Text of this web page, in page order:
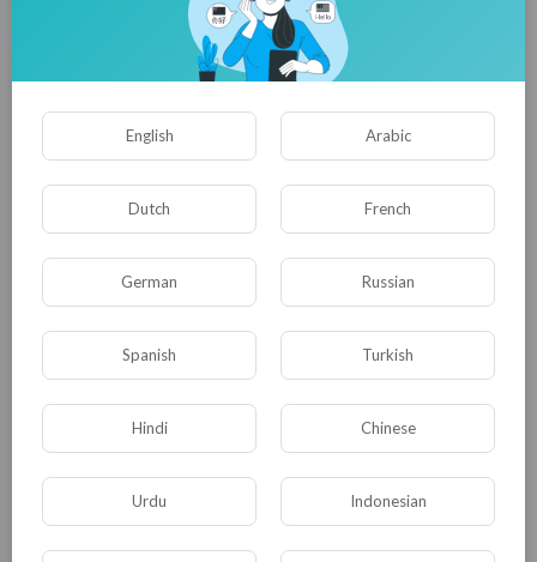
обстоятельств уже в июле здесь загорелся
Дело в том, что восстановительные работы –
крайне дорогостоящее мероприятие,
требующее множественных согласований.
Не каждый за него возьмется. Куда дешевле и
проще снести здание, оставив только фасад.
статуса архитектурных памятников, которого
они могут лишиться только в случае
нанесения непоправимого ущерба. Вот и
горит архитектурное наследие Петербурга,
подобное «Красному треугольнику» и Дому
Басевича.
Голованов же и его подчиненные до сих пор
не смогли решить вопрос с инвесторами, что
вызывает по отношению к ним большое
English Arabic
Dutch French
German Russian
Spanish Turkish
Hindi Chinese
Urdu Indonesian